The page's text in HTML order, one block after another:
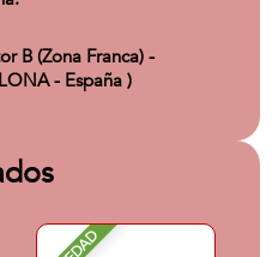
B (Zona Franca) -
- España )